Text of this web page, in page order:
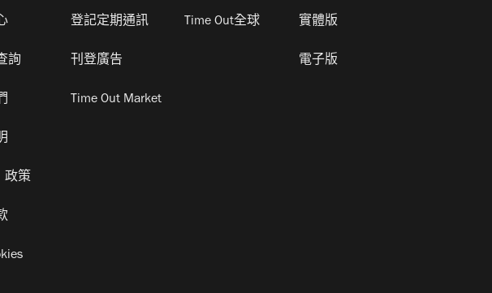
詢
政策
登記定期通訊
刊登廣告
Time Out Market
Time Out全球 實體版
電子版